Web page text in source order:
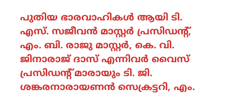
പുതിയ ഭാരവാഹികൾ ആയി ടി.
എസ്‌. സജീവൻ മാസ്റ്റർ പ്രസിഡന്റ്‌,
എം. ബി. രാജു മാസ്റ്റർ, കെ. വി.
ജിനാരാജ് ദാസ് എന്നിവർ വൈസ്
പ്രസിഡന്റ്‌ മാരായും ടി. ജി.
ശങ്കരനാരായണൻ സെക്രട്ടറി, എം.